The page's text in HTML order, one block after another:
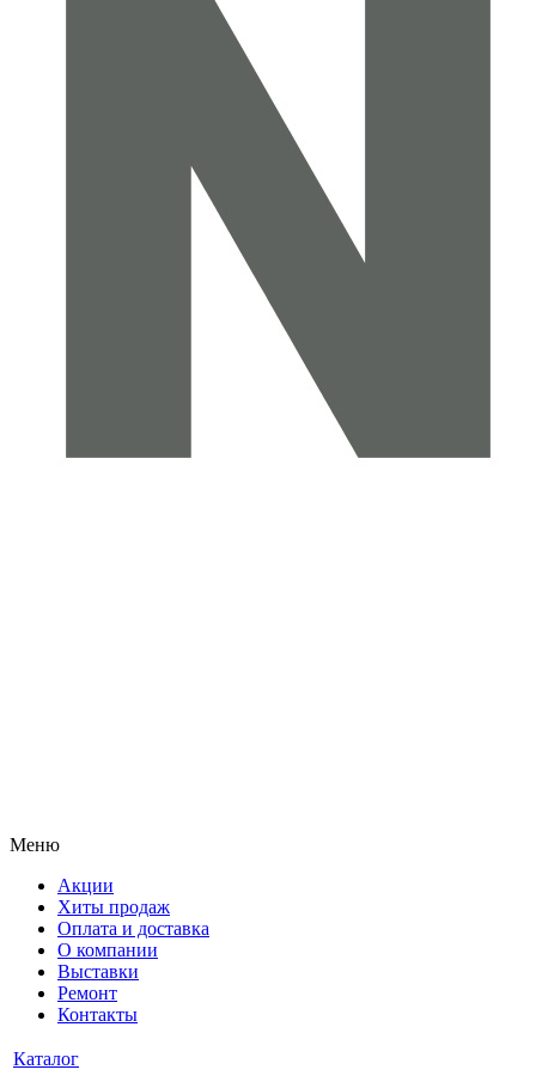
Меню
Акции
Хиты продаж
Оплата и доставка
О компании
Выставки
Ремонт
Контакты
Каталог